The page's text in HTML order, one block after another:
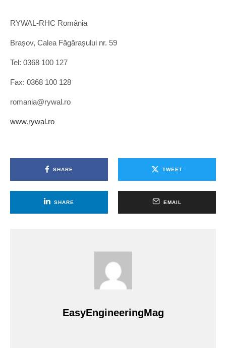
RYWAL-RHC România
Brașov, Calea Făgărașului nr. 59
Tel: 0368 100 127
Fax: 0368 100 128
romania@rywal.ro
www.rywal.ro
SHARE TWEET
SHARE EMAIL
EasyEngineeringMag